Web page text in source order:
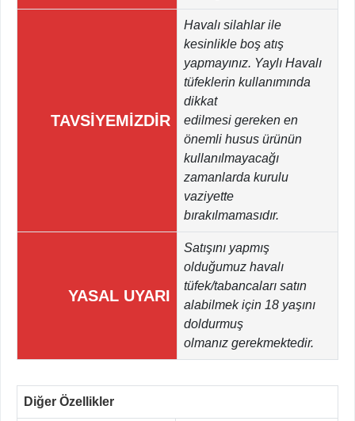
TAVSİYEMİZDİR
Havalı silahlar ile
kesinlikle boş atış
yapmayınız. Yaylı Havalı
tüfeklerin kullanımında
dikkat
edilmesi gereken en
önemli husus ürünün
kullanılmayacağı
zamanlarda kurulu
vaziyette
bırakılmamasıdır.
YASAL UYARI
Satışını yapmış
olduğumuz havalı
tüfek/tabancaları satın
alabilmek için 18 yaşını
doldurmuş
olmanız gerekmektedir.
Diğer Özellikler